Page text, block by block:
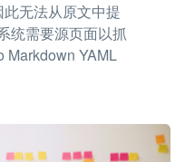
无法从原文中提
统需要源页面以抓
Markdown YAML